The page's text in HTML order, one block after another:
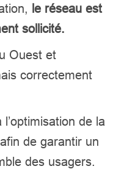
le réseau est
sollicité.
Ouest et
correctement
de la
de garantir un
des usagers.